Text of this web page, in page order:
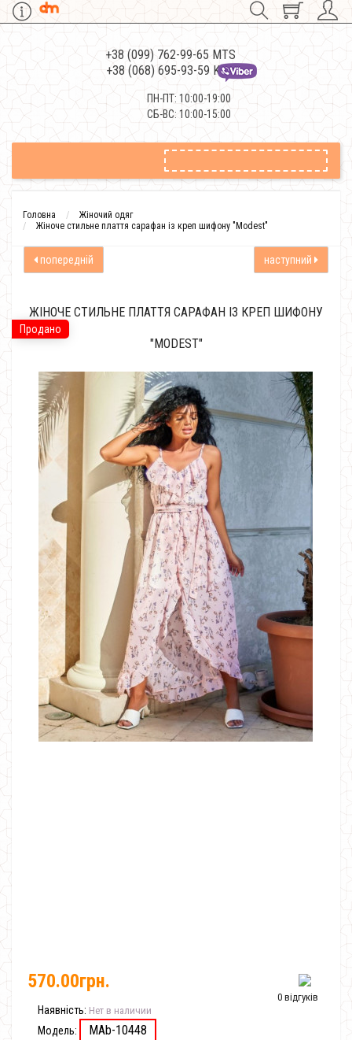
+38 (099) 762-99-65 MTS
+38 (068) 695-93-59 Kievstar
ПН-ПТ: 10:00-19:00
СБ-ВС: 10:00-15:00
Головна
Жіночий одяг
Жіноче стильне плаття сарафан із креп шифону "Modest"
попередній наступний
Продано
ЖІНОЧЕ СТИЛЬНЕ ПЛАТТЯ САРАФАН ІЗ КРЕП ШИФОНУ
"MODEST"
0 відгуків
570.00грн.
Наявність: Нет в наличии
Модель: MAb-10448